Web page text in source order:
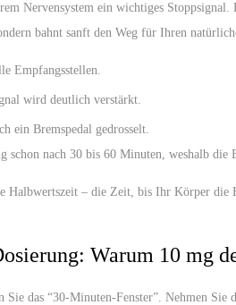
Nervensystem ein wichtiges
bahnt sanft den Weg für Ihren
Empfangsstellen.
wird deutlich verstärkt.
ein Bremspedal gedrosselt.
schon nach 30 bis 60 Minuten, weshalb
Halbwertszeit – die Zeit, bis Ihr Körper
Warum 10 mg
das “30-Minuten-Fenster”. Nehmen